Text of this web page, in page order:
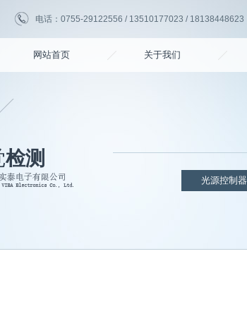
电话：0755-29122556 / 13510177023 / 18138448623
网站首页 关于我们
检测
光源控制器